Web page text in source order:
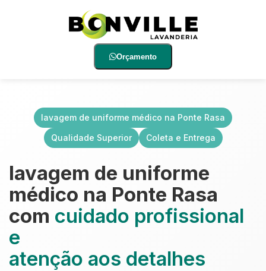
Orçamento
lavagem de uniforme médico na Ponte Rasa
Qualidade Superior
Coleta e Entrega
lavagem de uniforme
médico na Ponte Rasa
com cuidado profissional
e
atenção aos detalhes